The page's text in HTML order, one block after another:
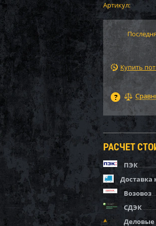
Артикул:
Купить
РАСЧЕТ
ПЭК
Доставка
Возовоз
СДЭК